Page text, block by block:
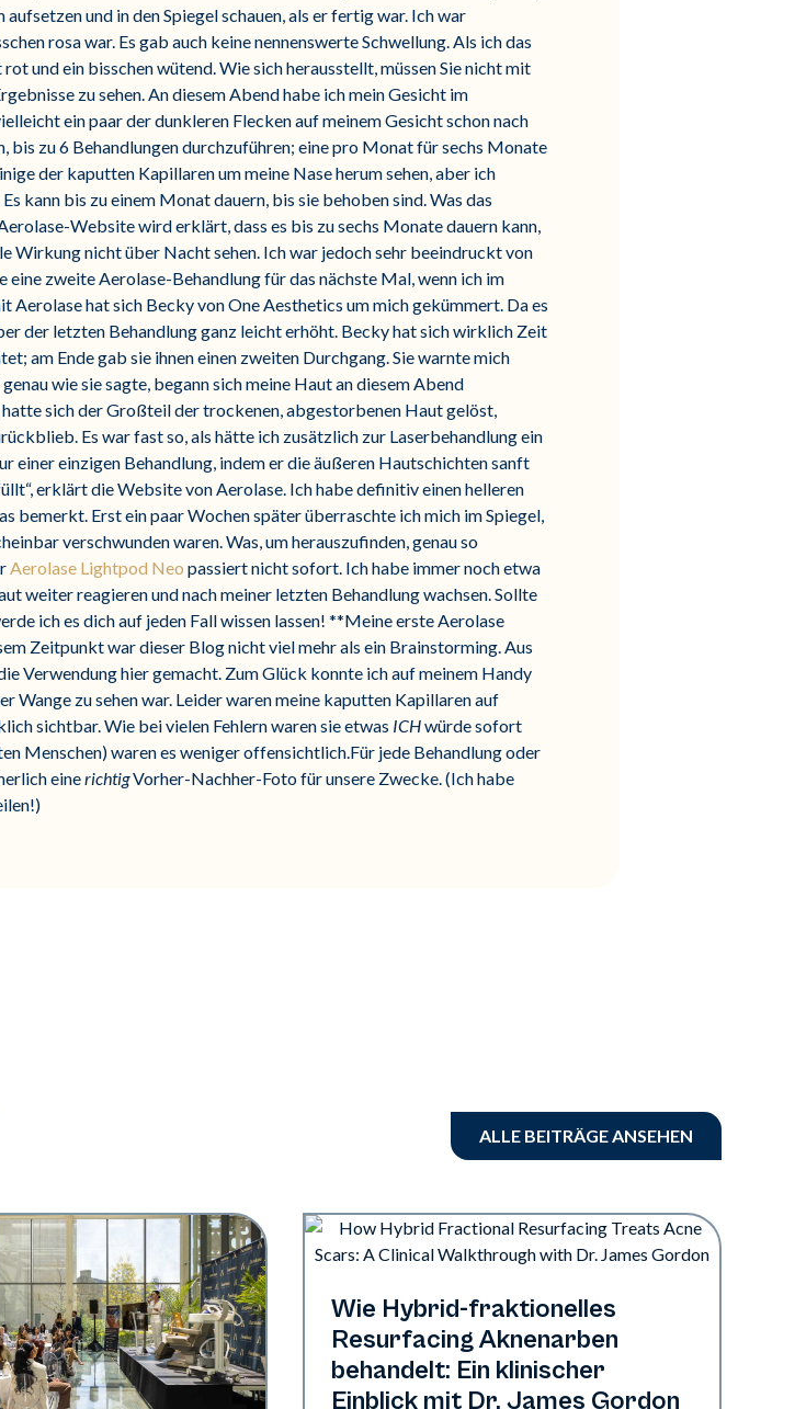
und in den Spiegel schauen, als er fertig war. Ich war
rosa war. Es gab auch keine nennenswerte Schwellung. Als ich das
und ein bisschen wütend. Wie sich herausstellt, müssen Sie nicht mit
zu sehen. An diesem Abend habe ich mein Gesicht im
ein paar der dunkleren Flecken auf meinem Gesicht schon nach
bis zu 6 Behandlungen durchzuführen; eine pro Monat für sechs Monate
der kaputten Kapillaren um meine Nase herum sehen, aber ich
kann bis zu einem Monat dauern, bis sie behoben sind. Was das
Website wird erklärt, dass es bis zu sechs Monate dauern kann,
Wirkung nicht über Nacht sehen. Ich war jedoch sehr beeindruckt von
zweite Aerolase-Behandlung für das nächste Mal, wenn ich im
hat sich Becky von One Aesthetics um mich gekümmert. Da es
der letzten Behandlung ganz leicht erhöht. Becky hat sich wirklich Zeit
am Ende gab sie ihnen einen zweiten Durchgang. Sie warnte mich
wie sie sagte, begann sich meine Haut an diesem Abend
sich der Großteil der trockenen, abgestorbenen Haut gelöst,
Es war fast so, als hätte ich zusätzlich zur Laserbehandlung ein
einer einzigen Behandlung, indem er die äußeren Hautschichten sanft
erklärt die Website von Aerolase. Ich habe definitiv einen helleren
bemerkt. Erst ein paar Wochen später überraschte ich mich im Spiegel,
verschwunden waren. Was, um herauszufinden, genau so
Aerolase Lightpod Neo passiert nicht sofort. Ich habe immer noch etwa
weiter reagieren und nach meiner letzten Behandlung wachsen. Sollte
ich es dich auf jeden Fall wissen lassen! **Meine erste Aerolase
Zeitpunkt war dieser Blog nicht viel mehr als ein Brainstorming. Aus
Verwendung hier gemacht. Zum Glück konnte ich auf meinem Handy
Wange zu sehen war. Leider waren meine kaputten Kapillaren auf
sichtbar. Wie bei vielen Fehlern waren sie etwas ICHwürde sofort
Menschen) waren es weniger offensichtlich.Für jede Behandlung oder
einerichtigVorher-Nachher-Foto für unsere Zwecke. (Ich habe
ALLE BEITRÄGE ANSEHEN
Aerolase-Technologie
Wie Hybrid-fraktionelles
Resurfacing Aknenarben
behandelt: Ein klinischer
Einblick mit Dr. James Gordon